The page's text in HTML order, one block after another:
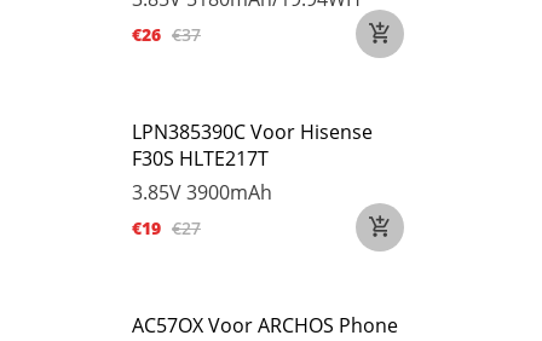
€26 €37
LPN385390C Voor Hisense
F30S HLTE217T
3.85V3900mAh
€19 €27
AC57OX Voor ARCHOS Phone